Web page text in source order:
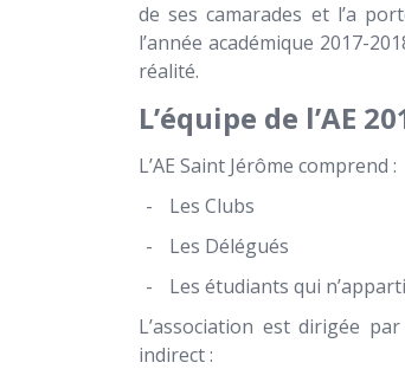
de ses camarades et l’a
l’année académique 2017-
réalité.
L’équipe de l’AE
L’AE Saint Jérôme comprend :
-
Les Clubs
-
Les Délégués
-
Les étudiants qui
L’association est dirigée
indirect :